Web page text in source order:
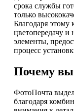
срока службы
только
Благодаря
цветопередачу
элементы,
процесс
Почему
ФотоПочта
благодаря